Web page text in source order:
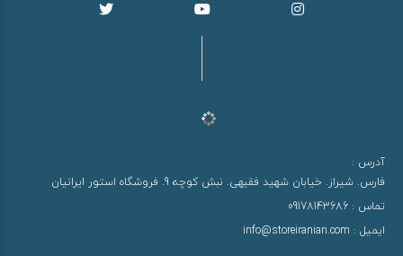
آدرس :
فارس. شیراز. خیابان شهید فقیهی. نبش کوچه 9. فروشگاه استور ایرانیان
تماس : 09178143686
ایمیل : info@storeiranian.com